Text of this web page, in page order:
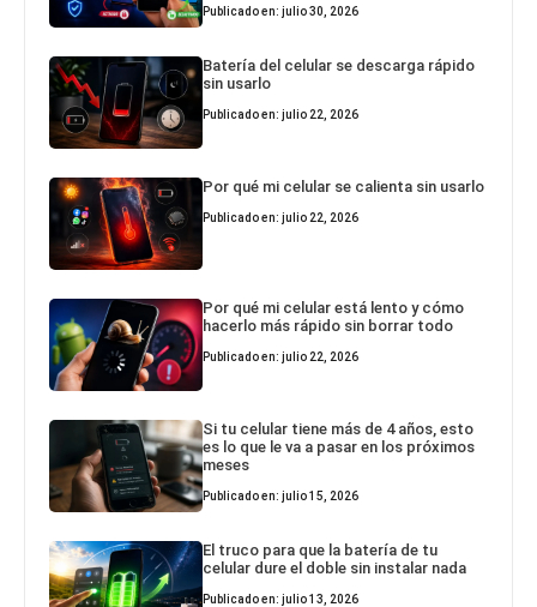
Publicado en: julio 30, 2026
Batería del celular se descarga rápido
sin usarlo
Publicado en: julio 22, 2026
Por qué mi celular se calienta sin usarlo
Publicado en: julio 22, 2026
Por qué mi celular está lento y cómo
hacerlo más rápido sin borrar todo
Publicado en: julio 22, 2026
Si tu celular tiene más de 4 años, esto
es lo que le va a pasar en los próximos
meses
Publicado en: julio 15, 2026
El truco para que la batería de tu
celular dure el doble sin instalar nada
Publicado en: julio 13, 2026